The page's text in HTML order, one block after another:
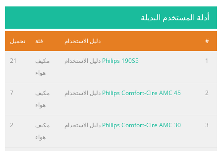
4
Musik hören!
ملخص المحتوى في الصفحة رقم 2
Support? Besuchen Sie www.philips.com/welcome für
ausführliches Support-Material wie Bedienungsanleitung,
Software- Upgrades sowie Lösungen und Antworten auf
ملخص المحتوى في الصفحة رقم 3
أدلة المستخدم البديلة
# دليل الاستخدام فئة تحميل
1
Philips 190S5 دليل الاستخدام
مكيف
هواء
21
2
Philips Comfort-Cire AMC 45 دليل الاستخدام
مكيف
هواء
7
3
Philips Comfort-Cire AMC 30 دليل الاستخدام
مكيف
هواء
2